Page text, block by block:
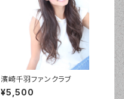
濱崎千羽ファンクラブ
¥5,500